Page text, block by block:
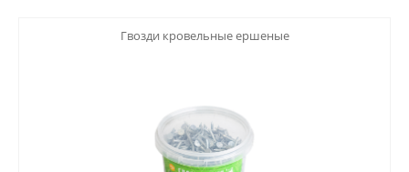
Гвозди кровельные ершеные